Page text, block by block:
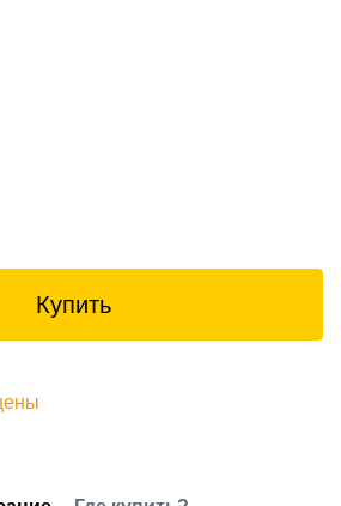
Купить